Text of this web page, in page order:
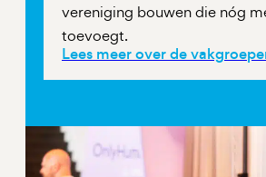
vereniging bouwen die nóg
toevoegt.
Lees meer over de